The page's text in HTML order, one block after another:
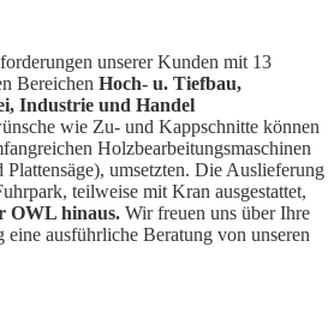
unserer Kunden mit 13
Bereichen Hoch- u. Tiefbau,
Industrie und Handel
wie Zu- und Kappschnitte können
Holzbearbeitungsmaschinen
umsetzten. Die Auslieferung
teilweise mit Kran ausgestattet,
OWL hinaus. Wir freuen uns über Ihre
ausführliche Beratung von unseren